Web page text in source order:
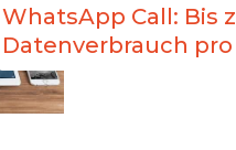
WhatsApp Call: Bis
Datenverbrauch